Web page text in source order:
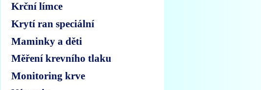
Krční límce
Krytí ran speciální
Maminky a děti
Měření krevního tlaku
Monitoring krve